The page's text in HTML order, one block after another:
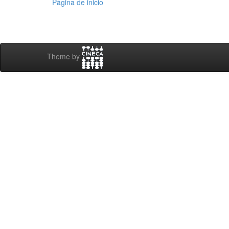
Página de inicio
Theme by